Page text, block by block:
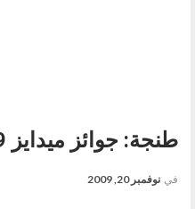
طنجة: جوائز ميدايز 2009
في نوفمبر 20, 2009